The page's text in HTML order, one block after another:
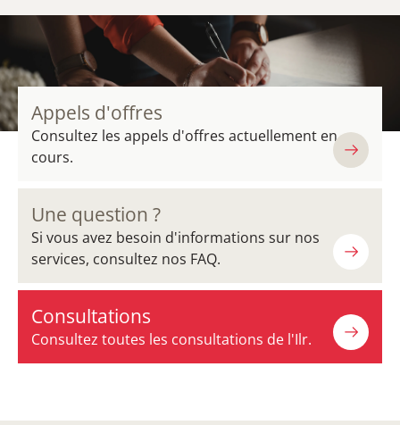
Appels d'offres
Consultez les appels d'offres actuellement en
cours.
Une question ?
Si vous avez besoin d'informations sur nos
services, consultez nos FAQ.
Consultations
Consultez toutes les consultations de l'Ilr.